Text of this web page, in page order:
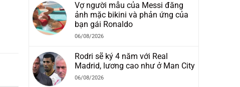
Vợ người mẫu của Messi đăng
ảnh mặc bikini và phản ứng của
bạn gái Ronaldo
06/08/2026
Rodri sẽ ký 4 năm với Real
Madrid, lương cao như ở Man City
06/08/2026